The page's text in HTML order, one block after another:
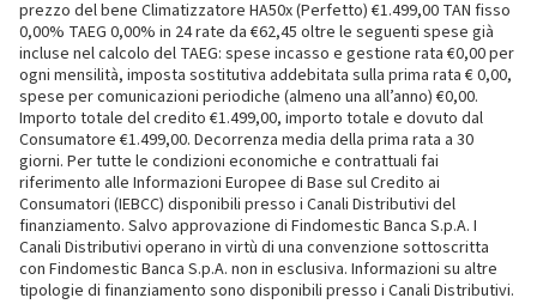
prezzo del bene Climatizzatore HA50x (Perfetto) €1.499,00 TAN fisso
0,00% TAEG 0,00% in 24 rate da €62,45 oltre le seguenti spese già
incluse nel calcolo del TAEG: spese incasso e gestione rata €0,00 per
ogni mensilità, imposta sostitutiva addebitata sulla prima rata € 0,00,
spese per comunicazioni periodiche (almeno una all’anno) €0,00.
Importo totale del credito €1.499,00, importo totale e dovuto dal
Consumatore €1.499,00. Decorrenza media della prima rata a 30
giorni. Per tutte le condizioni economiche e contrattuali fai
riferimento alle Informazioni Europee di Base sul Credito ai
Consumatori (IEBCC) disponibili presso i Canali Distributivi del
finanziamento. Salvo approvazione di Findomestic Banca S.p.A. I
Canali Distributivi operano in virtù di una convenzione sottoscritta
con Findomestic Banca S.p.A. non in esclusiva. Informazioni su altre
tipologie di finanziamento sono disponibili presso i Canali Distributivi.